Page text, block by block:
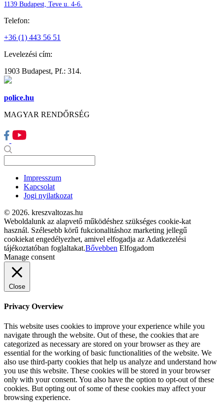
1139 Budapest, Teve u. 4-6.
Telefon:
+36 (1) 443 56 51
Levelezési cím:
1903 Budapest, Pf.: 314.
police.hu
MAGYAR RENDŐRSÉG
Impresszum
Kapcsolat
Jogi nyilatkozat
© 2026. kreszvaltozas.hu
Weboldalunk az alapvető működéshez szükséges cookie-kat
használ. Szélesebb körű fukcionalitáshoz marketing jellegű
cookiekat engedélyezhet, amivel elfogadja az Adatkezelési
tájékoztatóban foglaltakat.Bővebben Elfogadom
Manage consent
Close
Privacy Overview
This website uses cookies to improve your experience while you
navigate through the website. Out of these, the cookies that are
categorized as necessary are stored on your browser as they are
essential for the working of basic functionalities of the website. We
also use third-party cookies that help us analyze and understand how
you use this website. These cookies will be stored in your browser
only with your consent. You also have the option to opt-out of these
cookies. But opting out of some of these cookies may affect your
browsing experience.